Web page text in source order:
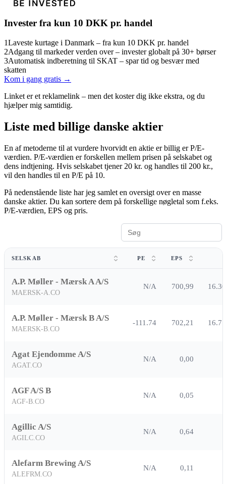
Invester fra kun 10 DKK pr. handel
1Laveste kurtage i Danmark – fra kun 10 DKK pr. handel
2Adgang til markeder verden over – invester globalt på 30+ børser
3Automatisk indberetning til SKAT – spar tid og besvær med
skatten
Kom i gang gratis →
Linket er et reklamelink – men det koster dig ikke ekstra, og du
hjælper mig samtidig.
Liste med billige danske aktier
En af metoderne til at vurdere hvorvidt en aktie er billig er P/E-
værdien. P/E-værdien er forskellen mellem prisen på selskabet og
dens indtjening. Hvis selskabet tjener 20 kr. og handles til 200 kr.,
vil den handles til en P/E på 10.
På nedenstående liste har jeg samlet en oversigt over en masse
danske aktier. Du kan sortere dem på forskellige nøgletal som f.eks.
P/E-værdien, EPS og pris.
SELSKAB PE EPS
A.P. Møller - Mærsk A A/S
MAERSK-A.CO
N/A 700,99
A.P. Møller - Mærsk B A/S
MAERSK-B.CO
-111.74 702,21
Agat Ejendomme A/S
AGAT.CO
N/A 0,00
AGF A/S B
AGF-B.CO
N/A 0,05
Agillic A/S
AGILC.CO
N/A 0,64
Alefarm Brewing A/S
ALEFRM.CO
N/A 0,11